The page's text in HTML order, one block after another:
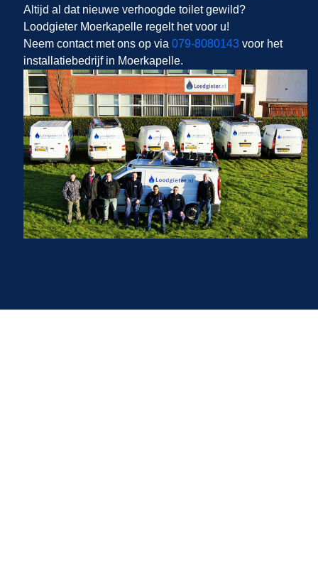
Altijd al dat nieuwe verhoogde toilet gewild?
Loodgieter Moerkapelle regelt het voor u!
Neem contact met ons op via 079-8080143voor het
installatiebedrijf in Moerkapelle.